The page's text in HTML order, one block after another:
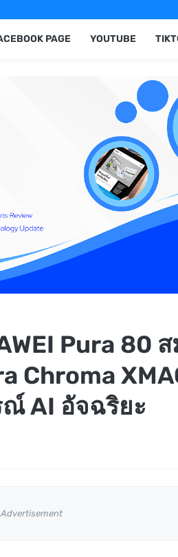
PAGE YOUTUBE
Pura 80
Chroma
AI อัจฉริยะ